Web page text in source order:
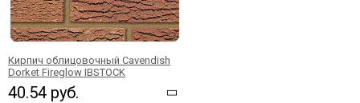
Кирпич облицовочный Cavendish
Dorket Fireglow IBSTOCK
40.54 руб.